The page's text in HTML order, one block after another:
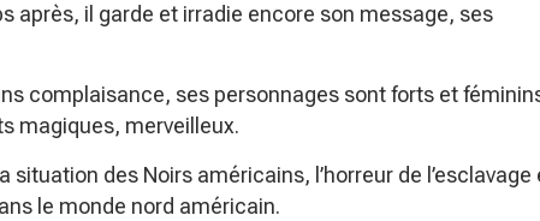
après, il garde et irradie encore son message, ses
complaisance, ses personnages sont forts et
magiques, merveilleux.
des Noirs américains, l’horreur de l’esclavage
le monde nord américain.